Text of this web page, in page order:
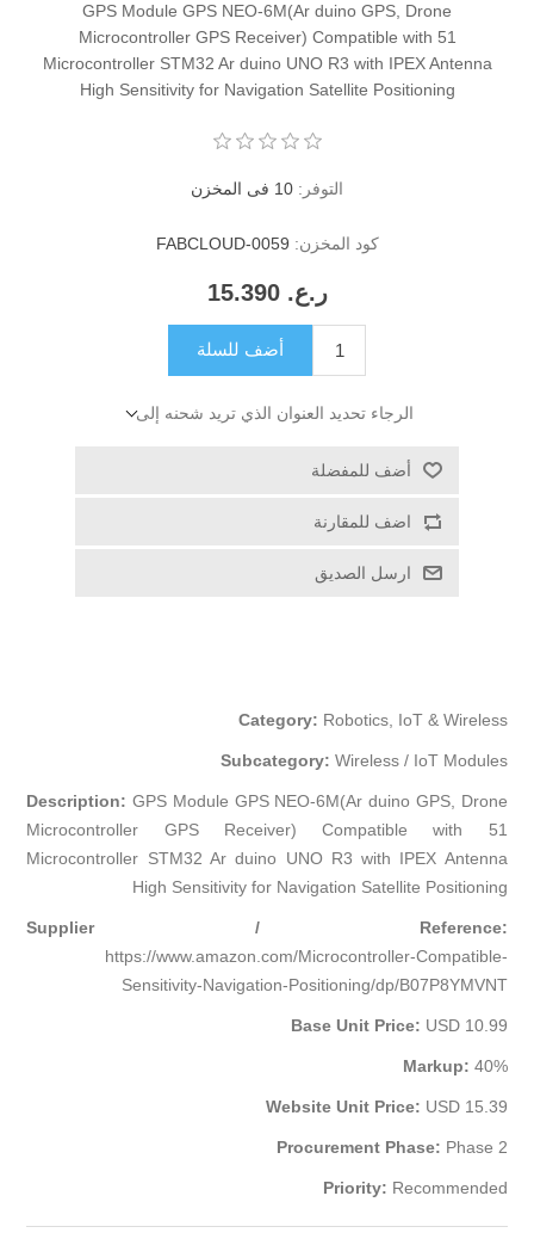
GPS Module GPS NEO-6M(Ar duino GPS, Drone
Microcontroller GPS Receiver) Compatible with 51
Microcontroller STM32 Ar duino UNO R3 with IPEX Antenna
High Sensitivity for Navigation Satellite Positioning
التوفر: 10 فى المخزن
كود المخزن: FABCLOUD-0059
ر.ع.‏‏ 15.390
أضف للسلة
الرجاء تحديد العنوان الذي تريد شحنه إلى
أضف للمفضلة
اضف للمقارنة
ارسل الصديق
Category: Robotics, IoT & Wireless
Subcategory: Wireless / IoT Modules
Description: GPS Module GPS NEO-6M(Ar duino GPS, Drone
Microcontroller GPS Receiver) Compatible with 51
Microcontroller STM32 Ar duino UNO R3 with IPEX Antenna
High Sensitivity for Navigation Satellite Positioning
Supplier / Reference:
https://www.amazon.com/Microcontroller-Compatible-
Sensitivity-Navigation-Positioning/dp/B07P8YMVNT
Base Unit Price: USD 10.99
Markup: 40%
Website Unit Price: USD 15.39
Procurement Phase: Phase 2
Priority: Recommended